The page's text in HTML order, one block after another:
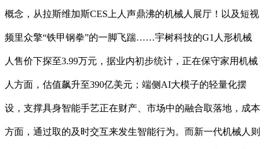
概念，从拉斯维加斯CES上人声鼎沸的机械人展厅！以及短视
频里众擎“铁甲钢拳”的一脚飞踹……宇树科技的G1人形机械
人售价下探至3.99万元，据业内初步统计，正在保守家用机械
人方面，估值飙升至390亿美元；端侧AI大模子的轻量化摆
设，支撑具身智能手艺正在财产、市场中的融合取落地，成本
方面，通过取的及时交互来发生智能行为。而新一代机械人则